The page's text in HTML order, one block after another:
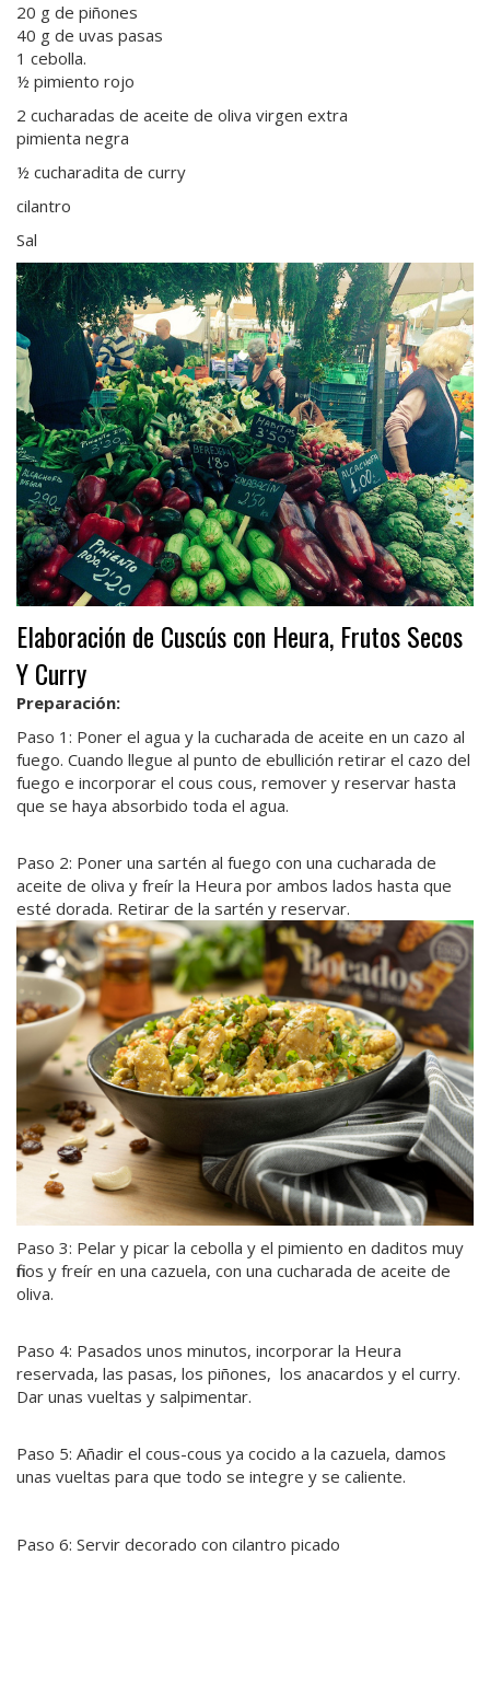
20 g de piñones
40 g de uvas pasas
1 cebolla.
½ pimiento rojo
2 cucharadas de aceite de oliva virgen extra
pimienta negra
½ cucharadita de curry
cilantro
Sal
Elaboración de Cuscús con Heura, Frutos Secos
Y Curry
Preparación:
Paso 1: Poner el agua y la cucharada de aceite en un cazo al
fuego. Cuando llegue al punto de ebullición retirar el cazo del
fuego e incorporar el cous cous, remover y reservar hasta
que se haya absorbido toda el agua.
Paso 2: Poner una sartén al fuego con una cucharada de
aceite de oliva y freír la Heura por ambos lados hasta que
esté dorada. Retirar de la sartén y reservar.
Paso 3: Pelar y picar la cebolla y el pimiento en daditos muy
finos y freír en una cazuela, con una cucharada de aceite de
oliva.
Paso 4: Pasados unos minutos, incorporar la Heura
reservada, las pasas, los piñones, los anacardos y el curry.
Dar unas vueltas y salpimentar.
Paso 5: Añadir el cous-cous ya cocido a la cazuela, damos
unas vueltas para que todo se integre y se caliente.
Paso 6: Servir decorado con cilantro picado